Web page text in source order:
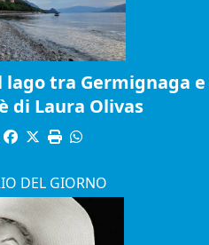
lago tra Germignaga e
di Laura Olivas
DEL GIORNO